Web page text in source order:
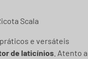
e versáteis
de laticínios . Atento a